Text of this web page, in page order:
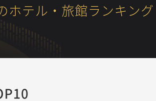
ホテル・旅館ランキング